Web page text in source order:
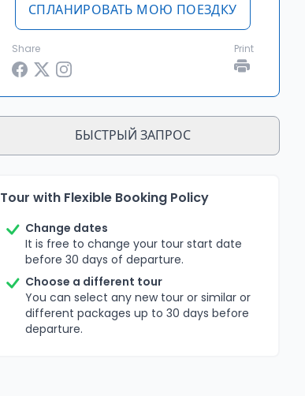
СПЛАНИРОВАТЬ МОЮ ПОЕЗДКУ
Share Print
БЫСТРЫЙ ЗАПРОС
Tour with Flexible Booking Policy
Change dates
It is free to change your tour start date
before 30 days of departure.
Choose a different tour
You can select any new tour or similar or
different packages up to 30 days before
departure.